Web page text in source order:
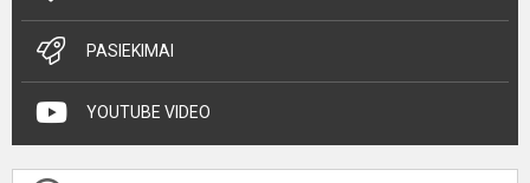
PASIEKIMAI
YOUTUBE VIDEO